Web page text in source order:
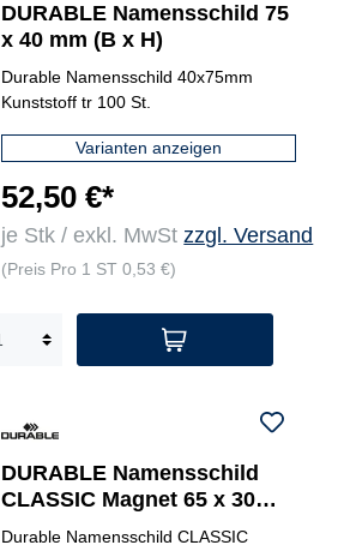
DURABLE Namensschild 75
x 40 mm (B x H)
Durable Namensschild 40x75mm
Kunststoff tr 100 St.
Varianten anzeigen
52,50 €*
je Stk / exkl. MwStzzgl. Versand
(Preis Pro 1 ST 0,53 €)
DURABLE Namensschild
CLASSIC Magnet 65 x 30
mm (B x H)
Durable Namensschild CLASSIC